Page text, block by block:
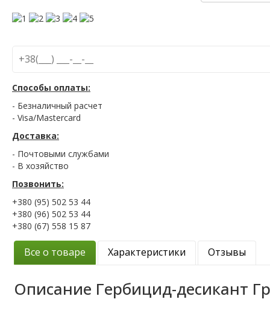
Способы оплаты:
- Безналичный расчет
- Visa/Mastercard
Доставка:
- Почтовыми службами
- В хозяйство
Позвонить:
+380 (95) 502 53 44
+380 (96) 502 53 44
+380 (67) 558 15 87
Все о товаре Характеристики Отзывы
Описание Гербицид-десикант